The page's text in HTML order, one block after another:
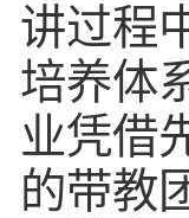
讲过程
培养体
业凭借
的带教